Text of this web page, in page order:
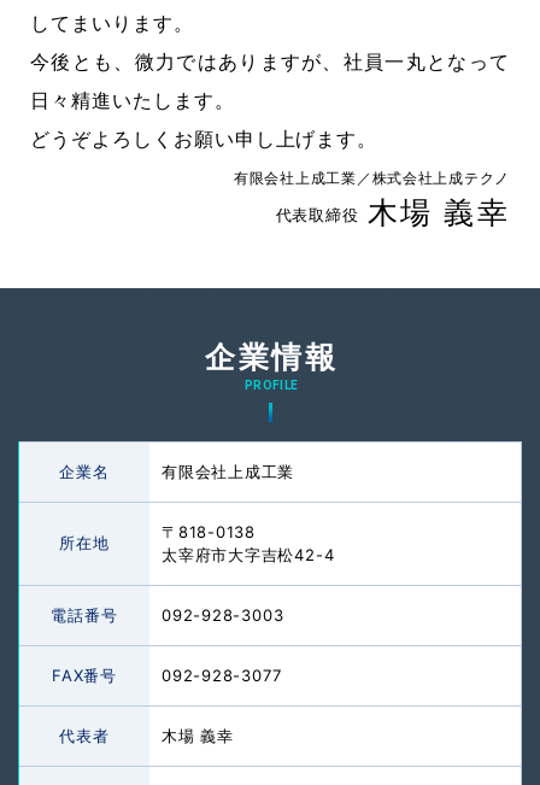
してまいります。
今後とも、微力ではありますが、社員一丸となって
日々精進いたします。
どうぞよろしくお願い申し上げます。
有限会社上成工業／株式会社上成テクノ
代表取締役 木場 義幸
企業情報
PROFILE
企業名 有限会社上成工業
所在地
〒818-0138
太宰府市大字吉松42-4
電話番号 092-928-3003
FAX番号 092-928-3077
代表者 木場 義幸